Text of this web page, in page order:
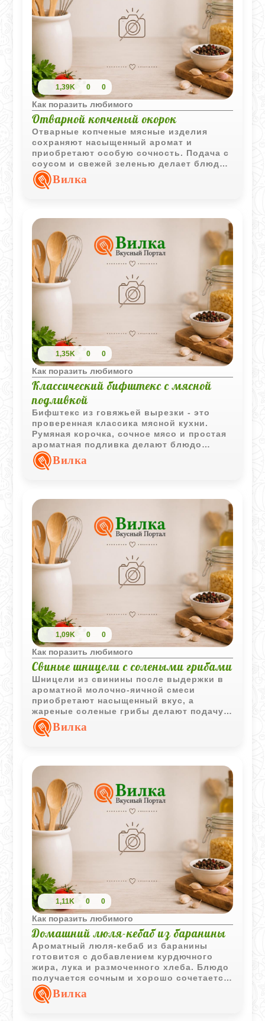
1,39K 0 0
Как поразить любимого
Отварной копченый окорок
Отварные копченые мясные изделия
сохраняют насыщенный аромат и
приобретают особую сочность. Подача с
соусом и свежей зеленью делает блюдо
подходящим как для повседневного, так
и для праздничного стола.
Вилка
1,35K 0 0
Как поразить любимого
Классический бифштекс с мясной
подливкой
Бифштекс из говяжьей вырезки - это
проверенная классика мясной кухни.
Румяная корочка, сочное мясо и простая
ароматная подливка делают блюдо
отличным выбором для домашнего
обеда.Вилка
1,09K 0 0
Как поразить любимого
Свиные шницели с солеными грибами
Шницели из свинины после выдержки в
ароматной молочно-яичной смеси
приобретают насыщенный вкус, а
жареные соленые грибы делают подачу
особенно интересной и сытной.
Вилка
1,11K 0 0
Как поразить любимого
Домашний люля-кебаб из баранины
Ароматный люля-кебаб из баранины
готовится с добавлением курдючного
жира, лука и размоченного хлеба. Блюдо
получается сочным и хорошо сочетается
со свежей зеленью и лимоном.
Вилка